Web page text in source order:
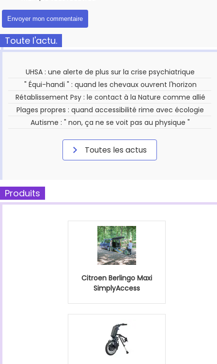
Toute l'actu.
UHSA : une alerte de plus sur la crise psychiatrique
" Équi-handi " : quand les chevaux ouvrent l'horizon
Rétablissement Psy : le contact à la Nature comme allié
Plages propres : quand accessibilité rime avec écologie
Autisme : " non, ça ne se voit pas au physique "
Toutes les actus
Produits
Citroen Berlingo Maxi
SimplyAccess